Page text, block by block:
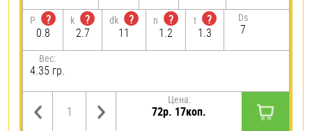
P
?
0.8
k
?
2.7
dk
?
11
n
?
1.2
t
?
1.3
Ds
7
Вес:
4.35 гр.
Цена:
72р. 17коп.